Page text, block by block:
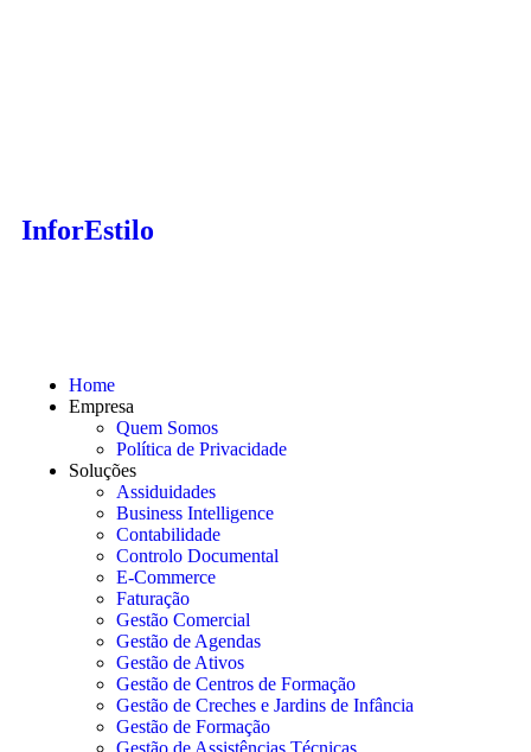
InforEstilo
Home
Empresa
Quem Somos
Política de Privacidade
Soluções
Assiduidades
Business Intelligence
Contabilidade
Controlo Documental
E-Commerce
Faturação
Gestão Comercial
Gestão de Agendas
Gestão de Ativos
Gestão de Centros de Formação
Gestão de Creches e Jardins de Infância
Gestão de Formação
Gestão de Assistências Técnicas